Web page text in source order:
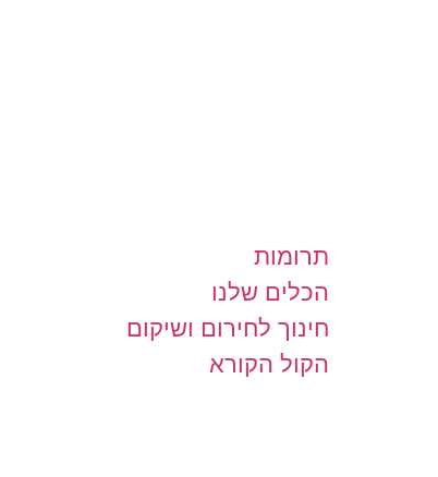
תרומות
הכלים שלנו
חינוך לחירום ושיקום
הקול הקורא